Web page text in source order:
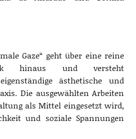
Gaze“ geht über eine reine
hinaus und versteht
ästhetische und
Die ausgewählten Arbeiten
als Mittel eingesetzt wird,
und soziale Spannungen